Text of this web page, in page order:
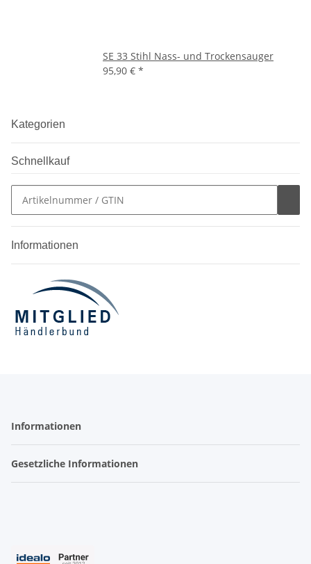
SE 33 Stihl Nass- und Trockensauger
95,90 € *
Kategorien
Schnellkauf
Informationen
Informationen
Gesetzliche Informationen